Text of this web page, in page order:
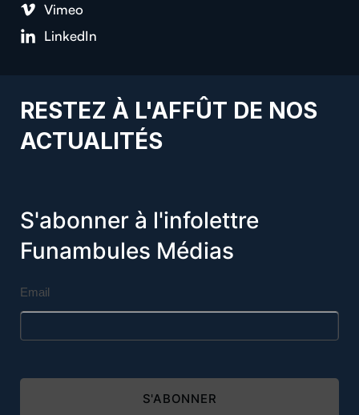
Vimeo
LinkedIn
RESTEZ À L'AFFÛT DE NOS
ACTUALITÉS
S'abonner à l'infolettre
Funambules Médias
Email
S'ABONNER